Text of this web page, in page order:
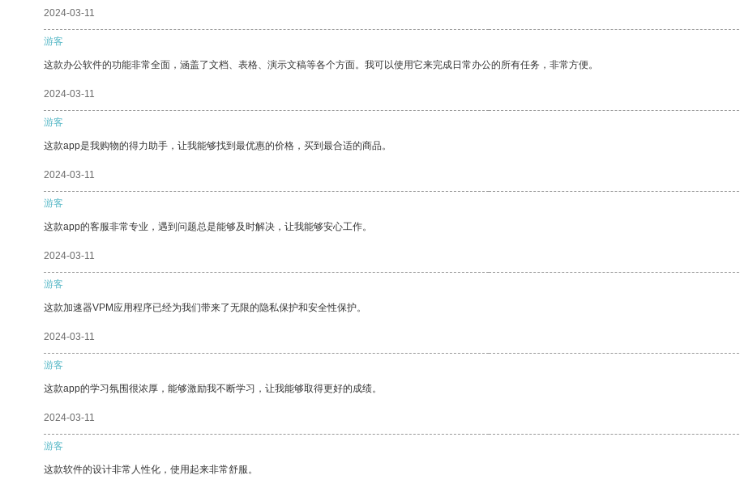
2024-03-11
游客
这款办公软件的功能非常全面，涵盖了文档、表格、演示文稿等各个方面。我可以使用它来完成日常办公的所有任务，非常方便。
2024-03-11
游客
这款app是我购物的得力助手，让我能够找到最优惠的价格，买到最合适的商品。
2024-03-11
游客
这款app的客服非常专业，遇到问题总是能够及时解决，让我能够安心工作。
2024-03-11
游客
这款加速器VPM应用程序已经为我们带来了无限的隐私保护和安全性保护。
2024-03-11
游客
这款app的学习氛围很浓厚，能够激励我不断学习，让我能够取得更好的成绩。
2024-03-11
游客
这款软件的设计非常人性化，使用起来非常舒服。